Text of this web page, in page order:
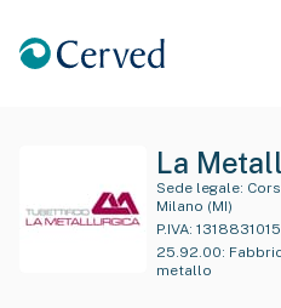
La
Sede legale:
Milano (MI)
P.IVA:
25.92.00:
metallo